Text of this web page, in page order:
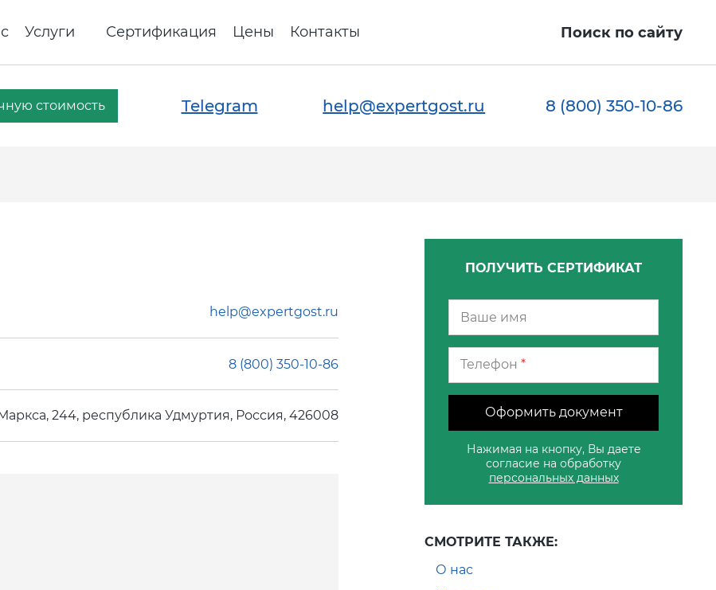
Услуги Сертификация Цены Контакты Поиск по сайту
стоимость Telegram help@expertgost.ru 8 (800) 350-10-86
help@expertgost.ru
8 (800) 350-10-86
244, республика Удмуртия, Россия, 426008
ПОЛУЧИТЬ СЕРТИФИКАТ
Телефон *
Оформить документ
Нажимая на кнопку, Вы даете
согласие на обработку
персональных данных
СМОТРИТЕ ТАКЖЕ:
О нас